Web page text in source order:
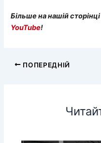
Більше на нашій
YouTube!
ПОПЕРЕДНІЙ